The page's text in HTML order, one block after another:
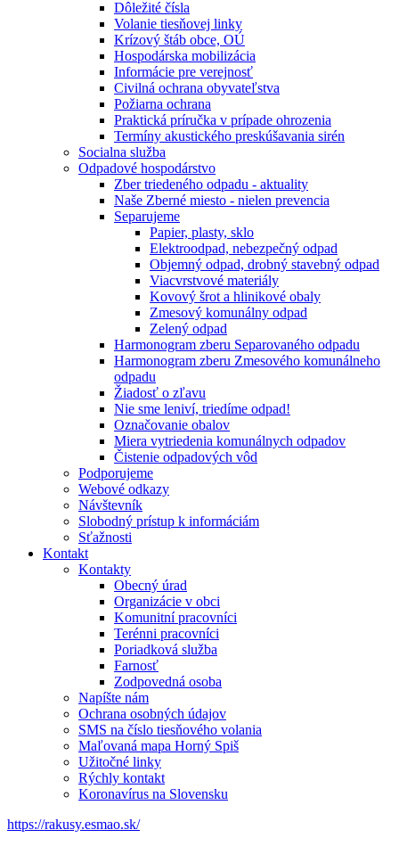
Dôležité čísla
Volanie tiesňovej linky
Krízový štáb obce, OÚ
Hospodárska mobilizácia
Informácie pre verejnosť
Civilná ochrana obyvateľstva
Požiarna ochrana
Praktická príručka v prípade ohrozenia
Termíny akustického preskúšavania sirén
Socialna služba
Odpadové hospodárstvo
Zber triedeného odpadu - aktuality
Naše Zberné miesto - nielen prevencia
Separujeme
Papier, plasty, sklo
Elektroodpad, nebezpečný odpad
Objemný odpad, drobný stavebný odpad
Viacvrstvové materiály
Kovový šrot a hlinikové obaly
Zmesový komunálny odpad
Zelený odpad
Harmonogram zberu Separovaného odpadu
Harmonogram zberu Zmesového komunálneho
odpadu
Žiadosť o zľavu
Nie sme leniví, triedíme odpad!
Označovanie obalov
Miera vytriedenia komunálnych odpadov
Čistenie odpadových vôd
Podporujeme
Webové odkazy
Návštevník
Slobodný prístup k informáciám
Sťažnosti
Kontakt
Kontakty
Obecný úrad
Organizácie v obci
Komunitní pracovníci
Terénni pracovníci
Poriadková služba
Farnosť
Zodpovedná osoba
Napíšte nám
Ochrana osobných údajov
SMS na číslo tiesňového volania
Maľovaná mapa Horný Spiš
Užitočné linky
Rýchly kontakt
Koronavírus na Slovensku
https://rakusy.esmao.sk/